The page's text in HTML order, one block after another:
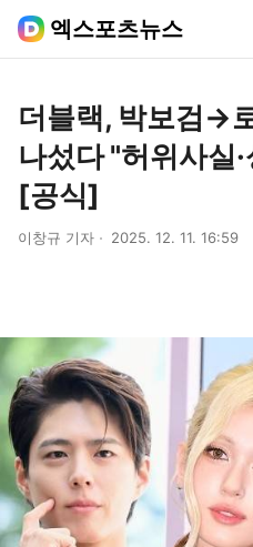
엑스포츠뉴스
더블랙, 박보검→
나섰다 "허위사실
[공식]
이창규 기자 2025. 12. 11. 16:59